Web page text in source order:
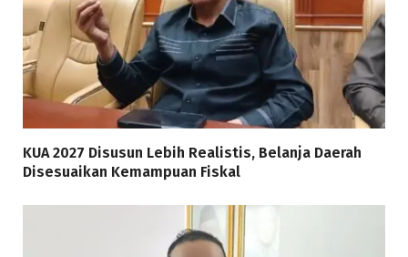
KUA 2027 Disusun Lebih Realistis, Belanja Daerah
Disesuaikan Kemampuan Fiskal